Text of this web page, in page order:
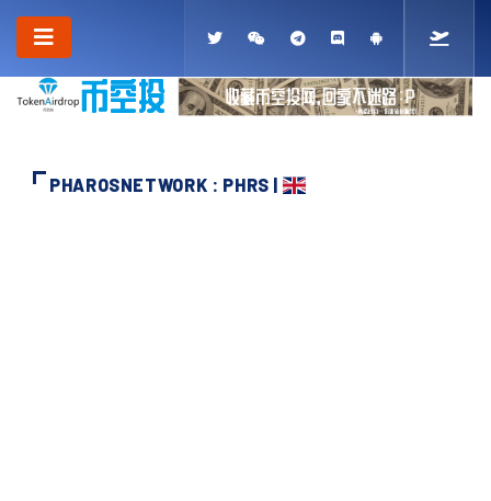
PHAROSNETWORK : PHRS |